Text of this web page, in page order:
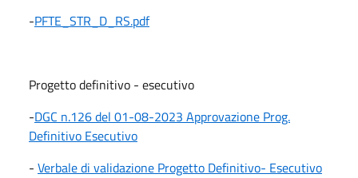
-PFTE_STR_D_RS.pdf
Progetto definitivo - esecutivo
-DGC n.126 del 01-08-2023 Approvazione Prog.
Definitivo Esecutivo
- Verbale di validazione Progetto Definitivo- Esecutivo